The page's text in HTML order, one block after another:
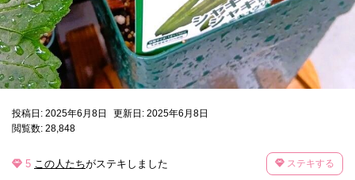
投稿日: 2025年6月8日
更新日: 2025年6月8日
閲覧数: 28,848
5 この人たちがステキしました ステキする